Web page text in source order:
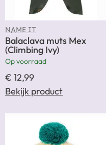
NAME IT
Balaclava muts Mex
(Climbing Ivy)
Op voorraad
€ 12,99
Bekijk product